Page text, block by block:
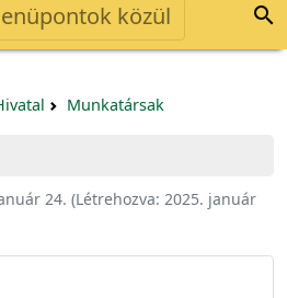
közül 
Munkatársak
24. (Létrehozva: 2025. január